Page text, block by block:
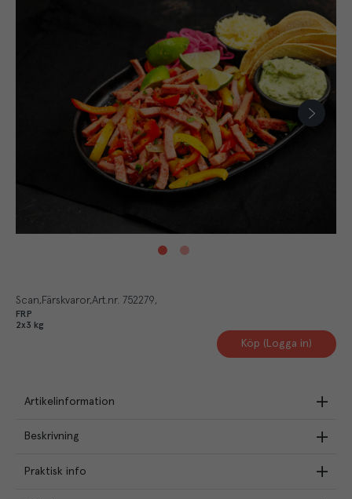
Scan Färskvaror Art.nr. 752279
FRP
2x3 kg
Köp (Logga in)
Artikelinformation
Beskrivning
Praktisk info